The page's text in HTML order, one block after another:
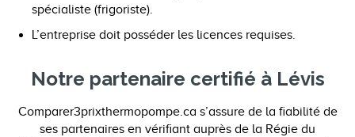
spécialiste (frigoriste).
L’entreprise doit posséder les licences requises.
Notre partenaire certifié à Lévis
Comparer3prixthermopompe.ca s’assure de la fiabilité de
ses partenaires en vérifiant auprès de la Régie du